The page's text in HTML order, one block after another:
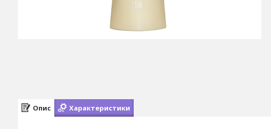
Опис Характеристики